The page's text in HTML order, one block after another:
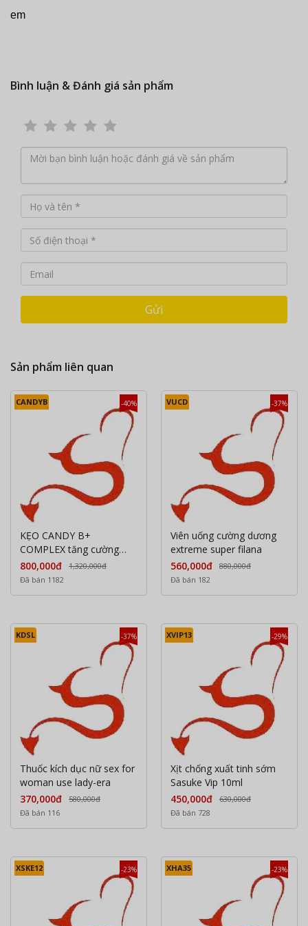
em
Bình luận & Đánh giá sản phẩm
Gửi
Sản phẩm liên quan
-40%
CANDYB
KẸO CANDY B+
COMPLEX tăng cường
sinh lý nam giới
800,000đ
1,320,000đ
Đã bán 1182
-37%
VUCD
Viên uống cường dương
extreme super filana
560,000đ
880,000đ
Đã bán 182
-37%
KDSL
Thuốc kích dục nữ sex for
woman use lady-era
370,000đ
580,000đ
Đã bán 116
-29%
XVIP13
Xịt chống xuất tinh sớm
Sasuke Vip 10ml
450,000đ
630,000đ
Đã bán 728
-23%
XSKE12 -23%
XHA35